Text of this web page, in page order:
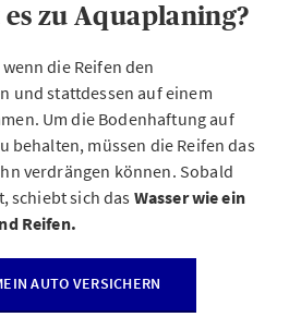
zu Aquaplaning?
die Reifen den
und stattdessen auf einem
Um die Bodenhaftung auf
behalten, müssen die Reifen das
verdrängen können. Sobald
schiebt sich das Wasser wie ein
Reifen.
AUTO VERSICHERN